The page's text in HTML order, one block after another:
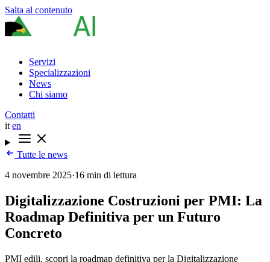
Salta al contenuto
Servizi
Specializzazioni
News
Chi siamo
Contatti
it en
Tutte le news
4 novembre 2025·16 min di lettura
Digitalizzazione Costruzioni per PMI: La
Roadmap Definitiva per un Futuro
Concreto
PMI edili, scopri la roadmap definitiva per la Digitalizzazione